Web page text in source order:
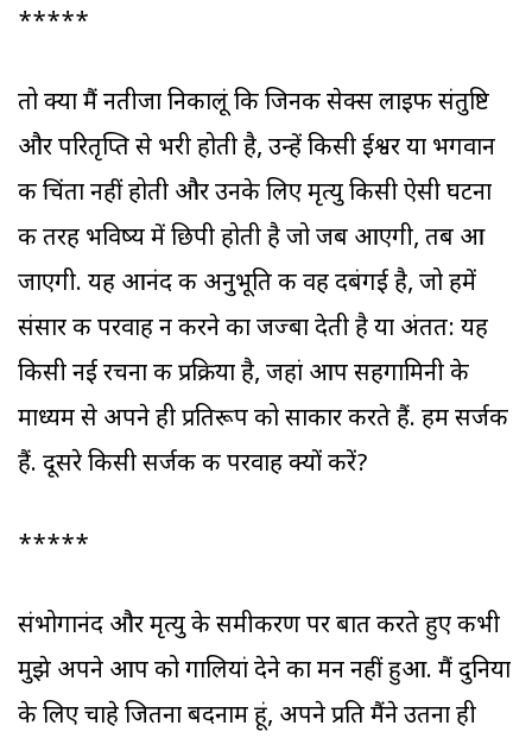
*****
तो क्या मैं नतीजा निकालूं कि जिनकी सेक्स लाइफ संतुष्टि
और परितृप्ति से भरी होती है, उन्हें किसी ईश्वर या भगवान
की चिंता नहीं होती और उनके लिए मृत्यु किसी ऐसी घटना
की तरह भविष्य में छिपी होती है जो जब आएगी, तब आ
जाएगी. यह आनंद की अनुभूति की वह दबंगई है, जो हमें
संसार की परवाह न करने का जज्बा देती है या अंतत: यह
किसी नई रचना की प्रक्रिया है, जहां आप सहगामिनी के
माध्यम से अपने ही प्रतिरूप को साकार करते हैं. हम सर्जक
हैं. दूसरे किसी सर्जक की परवाह क्यों करें?
*****
संभोगानंद और मृत्यु के समीकरण पर बात करते हुए कभी
मुझे अपने आप को गालियां देने का मन नहीं हुआ. मैं दुनिया
के लिए चाहे जितना बदनाम हूं, अपने प्रति मैंने उतना ही